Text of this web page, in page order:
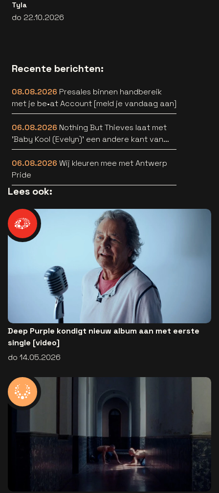
Tyla
do 22.10.2026
Recente berichten:
08.08.2026 Presales binnen handbereik
met je be•at Account [meld je vandaag aan]
06.08.2026 Nothing But Thieves laat met
'Baby Kool (Evelyn)' een andere kant van
zich horen [video]
06.08.2026 Wij kleuren mee met Antwerp
Pride
Lees ook:
Deep Purple kondigt nieuw album aan met eerste
single [video]
do 14.05.2026